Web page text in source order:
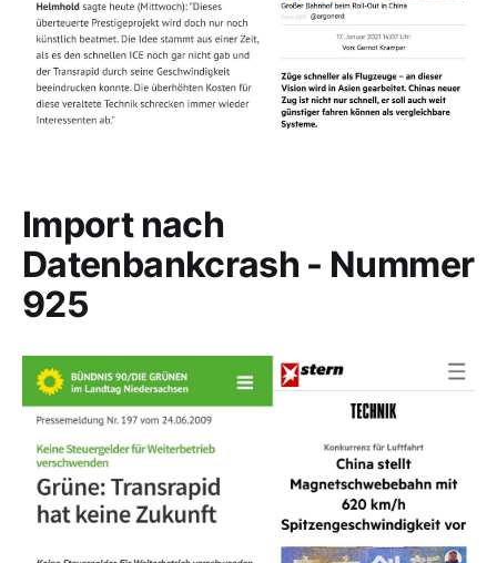
Import nach
Datenbankcrash - Nummer
925